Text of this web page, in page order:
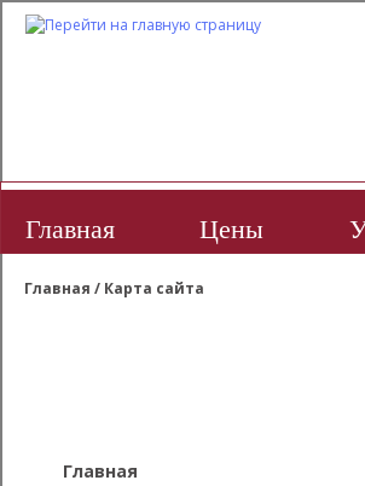
Главная Цены
Главная / Карта сайта
Главная